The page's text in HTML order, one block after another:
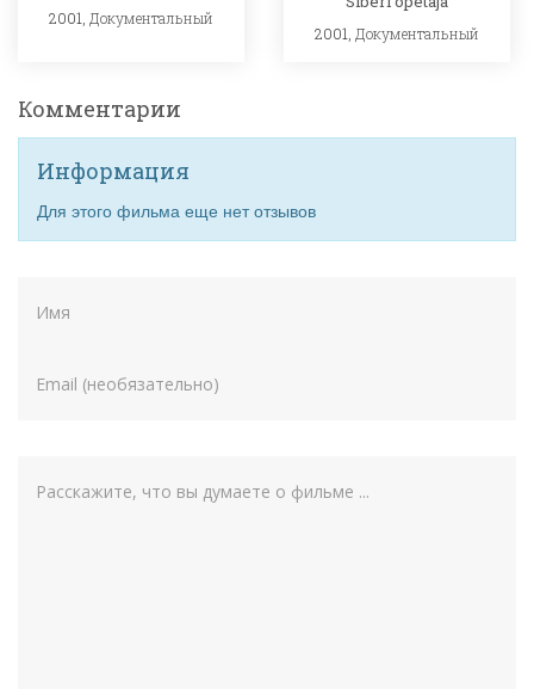
2001, Документальный
2001, Документальный
Комментарии
Информация
Для этого фильма еще нет отзывов